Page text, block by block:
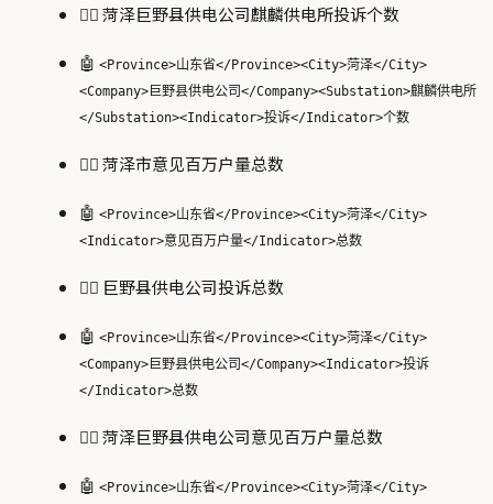
🙋‍♂️ 菏泽巨野县供电公司麒麟供电所投诉个数
🤖 <Province>山东省</Province><City>菏泽</City>
<Company>巨野县供电公司</Company><Substation>麒麟供电所
</Substation><Indicator>投诉</Indicator>个数
🙋‍♂️ 菏泽市意见百万户量总数
🤖 <Province>山东省</Province><City>菏泽</City>
<Indicator>意见百万户量</Indicator>总数
🙋‍♂️ 巨野县供电公司投诉总数
🤖 <Province>山东省</Province><City>菏泽</City>
<Company>巨野县供电公司</Company><Indicator>投诉
</Indicator>总数
🙋‍♂️ 菏泽巨野县供电公司意见百万户量总数
🤖 <Province>山东省</Province><City>菏泽</City>